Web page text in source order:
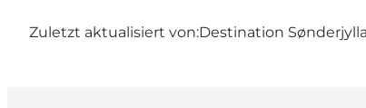
Zuletzt aktualisiert von:Destination